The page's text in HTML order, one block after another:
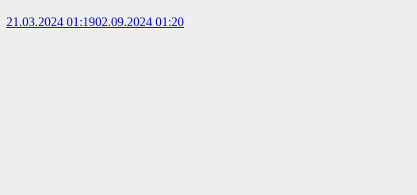
21.03.2024 01:1902.09.2024 01:20